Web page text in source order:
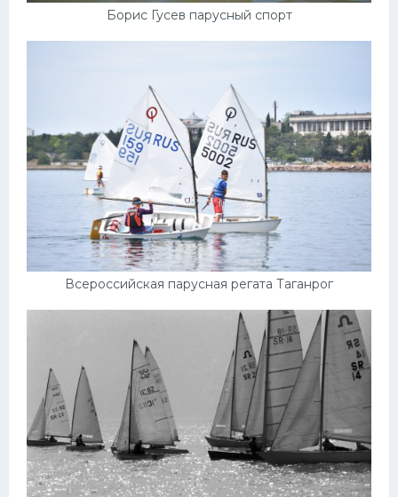
Борис Гусев парусный спорт
Всероссийская парусная регата Таганрог